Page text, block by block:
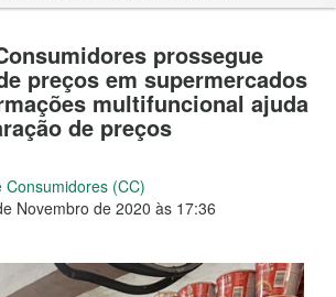
prossegue
preços em supermercados
multifuncional ajuda
de preços
Consumidores (CC)
Novembro de 2020 às 17:36